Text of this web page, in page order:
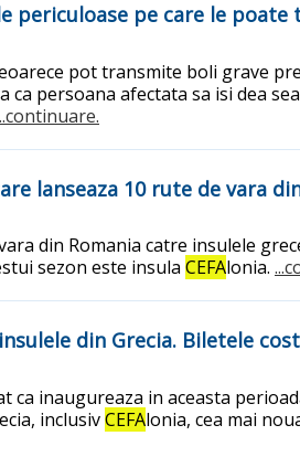
periculoase pe care le
pot transmite boli grave
persoana afectata sa isi dea
lanseaza 10 rute de vara
din Romania catre insulele
sezon este insula CEFAlonia.
din Grecia. Biletele
inaugureaza in aceasta
inclusivCEFAlonia, cea mai